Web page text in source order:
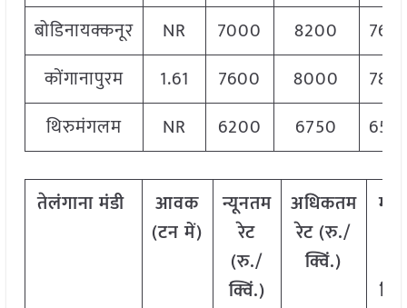
बोडिनायक्कनूर
NR 7000 8200
कोंगानापुरम
1.61 7600 8000
थिरुमंगलम
NR 6200 6750
तेलंगाना मंडी
आवक
(टन में)
न्यूनतम
रेट
(रु./
क्विं.)
अधिकतम
रेट (रु./
क्विं.)